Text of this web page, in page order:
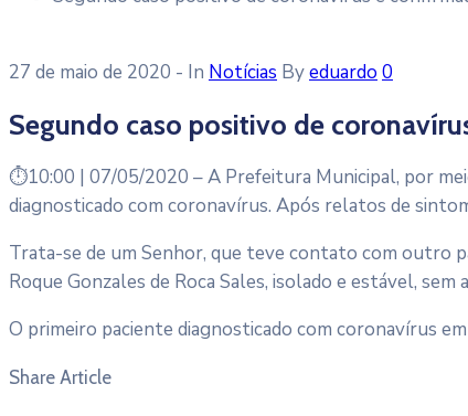
27 de maio de 2020 - In Notícias Byeduardo 0
Segundo caso positivo de
⏱️10:00 | 07/05/2020 – A Prefeitura Municipal, por
diagnosticado com coronavírus. Após relatos de
Trata-se de um Senhor, que teve contato com outro
Roque Gonzales de Roca Sales, isolado e estável,
O primeiro paciente diagnosticado com coronavírus
Share Article